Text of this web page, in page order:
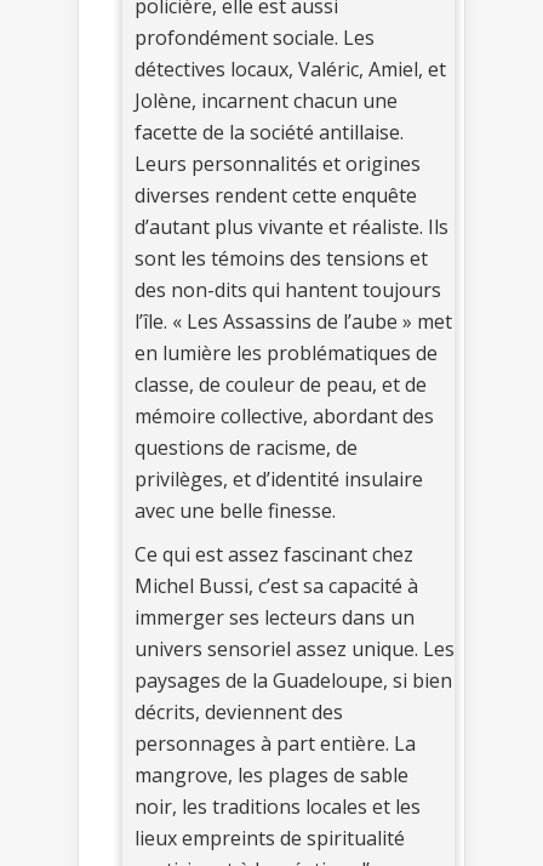
policière, elle est aussi
profondément sociale. Les
détectives locaux, Valéric, Amiel, et
Jolène, incarnent chacun une
facette de la société antillaise.
Leurs personnalités et origines
diverses rendent cette enquête
d’autant plus vivante et réaliste. Ils
sont les témoins des tensions et
des non-dits qui hantent toujours
l’île. « Les Assassins de l’aube » met
en lumière les problématiques de
classe, de couleur de peau, et de
mémoire collective, abordant des
questions de racisme, de
privilèges, et d’identité insulaire
avec une belle finesse.
Ce qui est assez fascinant chez
Michel Bussi, c’est sa capacité à
immerger ses lecteurs dans un
univers sensoriel assez unique. Les
paysages de la Guadeloupe, si bien
décrits, deviennent des
personnages à part entière. La
mangrove, les plages de sable
noir, les traditions locales et les
lieux empreints de spiritualité